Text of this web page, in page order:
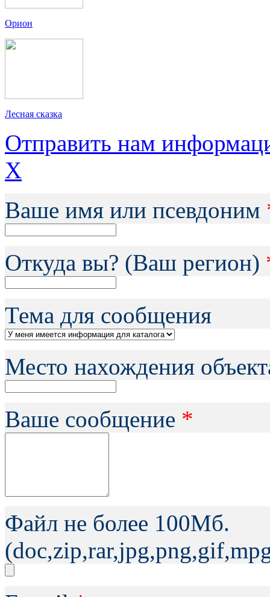
Орион
Лесная сказка
Отправить нам
X
Ваше имя или псевдоним
Откуда вы? (Ваш регион)
Тема для сообщения
Место нахождения
Ваше сообщение *
Файл не более 100Мб.